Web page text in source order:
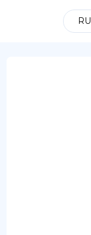
RU